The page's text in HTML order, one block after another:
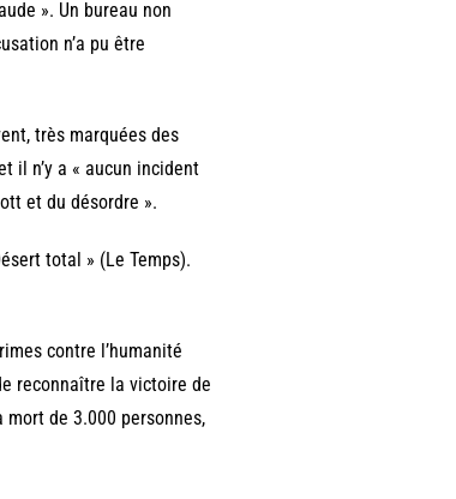
». Un bureau non
n’a pu être
très marquées des
il n’y a « aucun incident
et du désordre ».
total » (Le Temps).
contre l’humanité
reconnaître la victoire de
de 3.000 personnes,